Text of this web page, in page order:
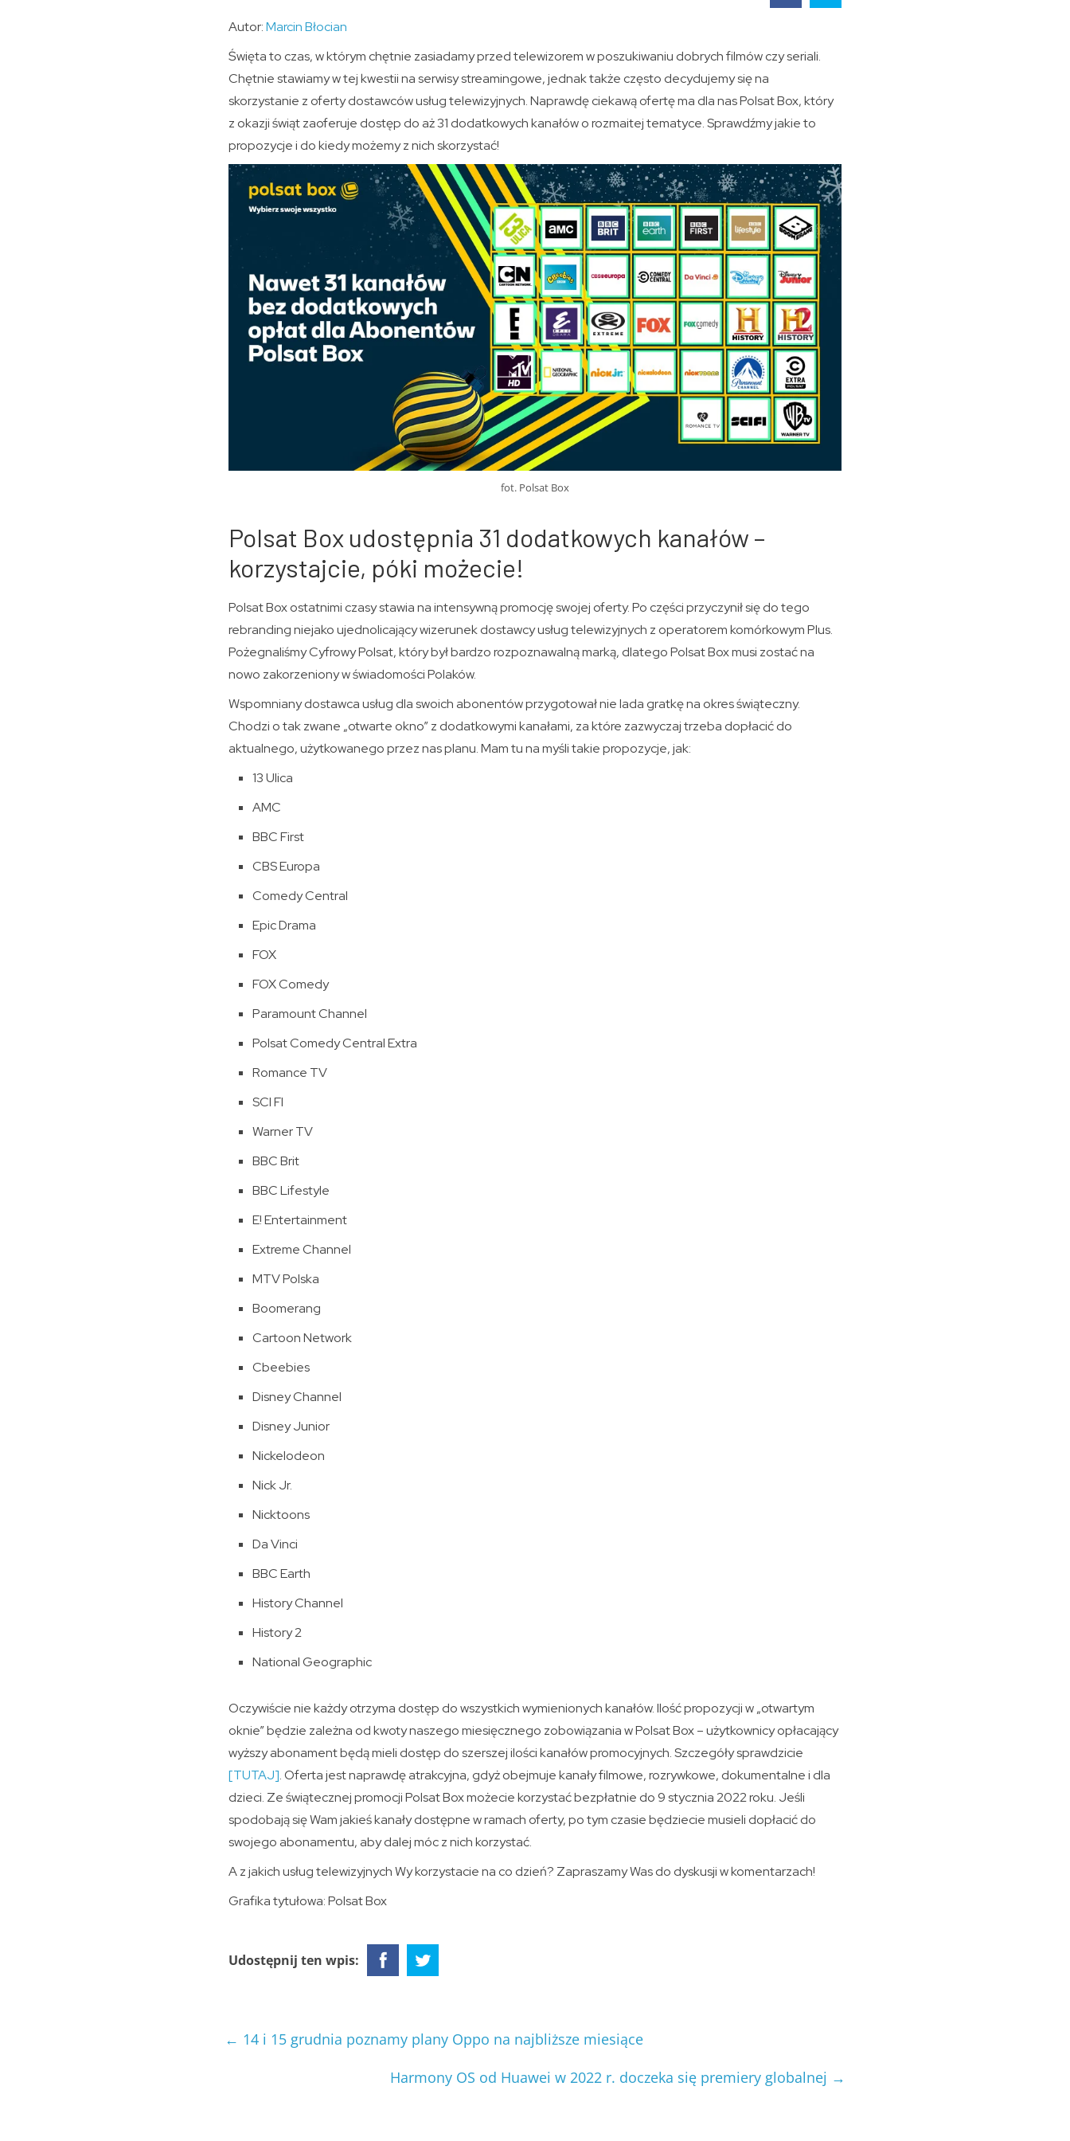
Autor:Marcin Błocian
Święta to czas, w którym chętnie zasiadamy przed telewizorem w poszukiwaniu dobrych filmów czy seriali.
Chętnie stawiamy w tej kwestii na serwisy streamingowe, jednak także często decydujemy się na
skorzystanie z oferty dostawców usług telewizyjnych. Naprawdę ciekawą ofertę ma dla nas Polsat Box, który
z okazji świąt zaoferuje dostęp do aż 31 dodatkowych kanałów o rozmaitej tematyce. Sprawdźmy jakie to
propozycje i do kiedy możemy z nich skorzystać!
fot. Polsat Box
Polsat Box udostępnia 31 dodatkowych kanałów –
korzystajcie, póki możecie!
Polsat Box ostatnimi czasy stawia na intensywną promocję swojej oferty. Po części przyczynił się do tego
rebranding niejako ujednolicający wizerunek dostawcy usług telewizyjnych z operatorem komórkowym Plus.
Pożegnaliśmy Cyfrowy Polsat, który był bardzo rozpoznawalną marką, dlatego Polsat Box musi zostać na
nowo zakorzeniony w świadomości Polaków.
Wspomniany dostawca usług dla swoich abonentów przygotował nie lada gratkę na okres świąteczny.
Chodzi o tak zwane „otwarte okno” z dodatkowymi kanałami, za które zazwyczaj trzeba dopłacić do
aktualnego, użytkowanego przez nas planu. Mam tu na myśli takie propozycje, jak:
13 Ulica
AMC
BBC First
CBS Europa
Comedy Central
Epic Drama
FOX
FOX Comedy
Paramount Channel
Polsat Comedy Central Extra
Romance TV
SCI FI
Warner TV
BBC Brit
BBC Lifestyle
E! Entertainment
Extreme Channel
MTV Polska
Boomerang
Cartoon Network
Cbeebies
Disney Channel
Disney Junior
Nickelodeon
Nick Jr.
Nicktoons
Da Vinci
BBC Earth
History Channel
History 2
National Geographic
Oczywiście nie każdy otrzyma dostęp do wszystkich wymienionych kanałów. Ilość propozycji w „otwartym
oknie” będzie zależna od kwoty naszego miesięcznego zobowiązania w Polsat Box – użytkownicy opłacający
wyższy abonament będą mieli dostęp do szerszej ilości kanałów promocyjnych. Szczegóły sprawdzicie
[TUTAJ]. Oferta jest naprawdę atrakcyjna, gdyż obejmuje kanały filmowe, rozrywkowe, dokumentalne i dla
dzieci. Ze świątecznej promocji Polsat Box możecie korzystać bezpłatnie do 9 stycznia 2022 roku. Jeśli
spodobają się Wam jakieś kanały dostępne w ramach oferty, po tym czasie będziecie musieli dopłacić do
swojego abonamentu, aby dalej móc z nich korzystać.
A z jakich usług telewizyjnych Wy korzystacie na co dzień? Zapraszamy Was do dyskusji w komentarzach!
Grafika tytułowa: Polsat Box
Udostępnij ten wpis:
← 14 i 15 grudnia poznamy plany Oppo na najbliższe miesiące
Harmony OS od Huawei w 2022 r. doczeka się premiery globalnej →